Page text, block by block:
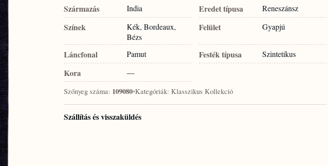
Származás India Eredet típusa Reneszánsz
Színek
Kék, Bordeaux,
Bézs
Felület Gyapjú
Láncfonal Pamut Festék típusa Szintetikus
Kora —
Szőnyeg száma: 109080•Kategóriák: Klasszikus Kollekció
Szállítás és visszaküldés